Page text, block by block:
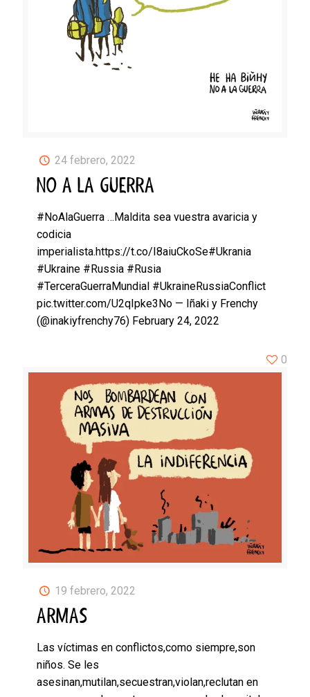
24 febrero, 2022
NO A LA GUERRA
#NoAlaGuerra …Maldita sea vuestra avaricia y
codicia
imperialista.https://t.co/I8aiuCkoSe#Ukrania
#Ukraine #Russia #Rusia
#TerceraGuerraMundial #UkraineRussiaConflict
pic.twitter.com/U2qIpke3No — Iñaki y Frenchy
(@inakiyfrenchy76) February 24, 2022
19 febrero, 2022
ARMAS
Las víctimas en conflictos,como siempre,son
niños. Se les
asesinan,mutilan,secuestran,violan,reclutan en
0